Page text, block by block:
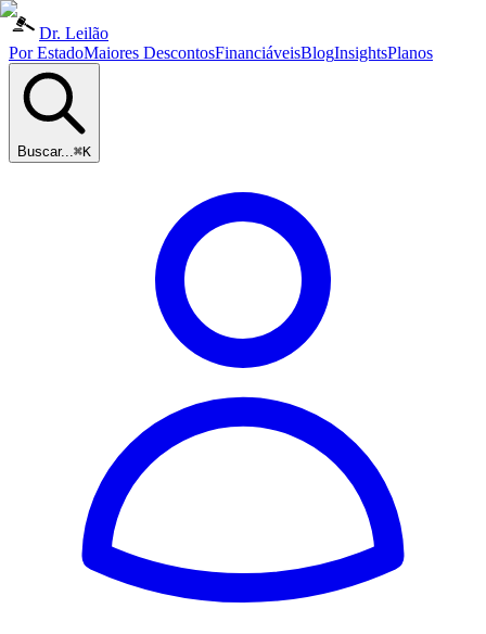
Dr. Leilão
Por EstadoMaiores DescontosFinanciáveisBlogInsightsPlanos
Buscar...⌘K